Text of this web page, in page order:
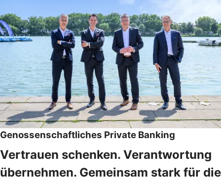
Genossenschaftliches Private Banking
Vertrauen schenken. Verantwortung
übernehmen. Gemeinsam stark für die